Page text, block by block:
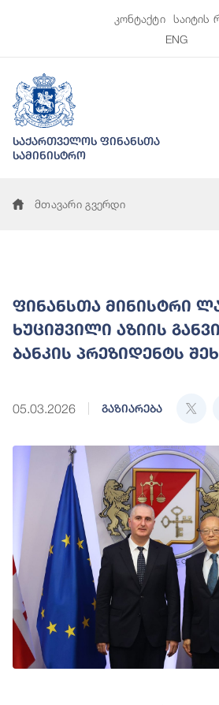
კონტაქტი
საიტის
ENG
საქართველოს ფინანსთა
სამინისტრო
მთავარი გვერდი
ფინანსთა მინისტრი
ხუციშვილი აზიის
ბანკის პრეზიდენტს
05.03.2026 გაზიარება